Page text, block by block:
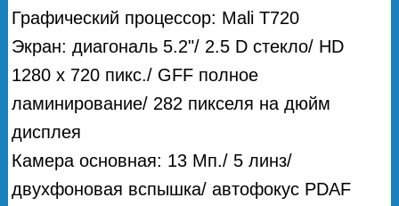
Графический процессор: Mali T720
Экран: диагональ 5.2"/ 2.5 D стекло/ HD
1280 x 720 пикс./ GFF полное
ламинирование/ 282 пикселя на дюйм
дисплея
Камера основная: 13 Мп./ 5 линз/
двухфоновая вспышка/ автофокус PDAF